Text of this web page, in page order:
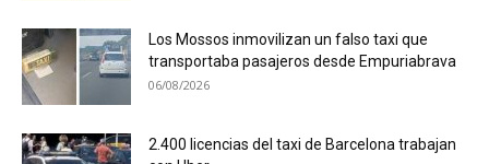
Los Mossos inmovilizan un falso taxi que
transportaba pasajeros desde Empuriabrava
06/08/2026
2.400 licencias del taxi de Barcelona trabajan